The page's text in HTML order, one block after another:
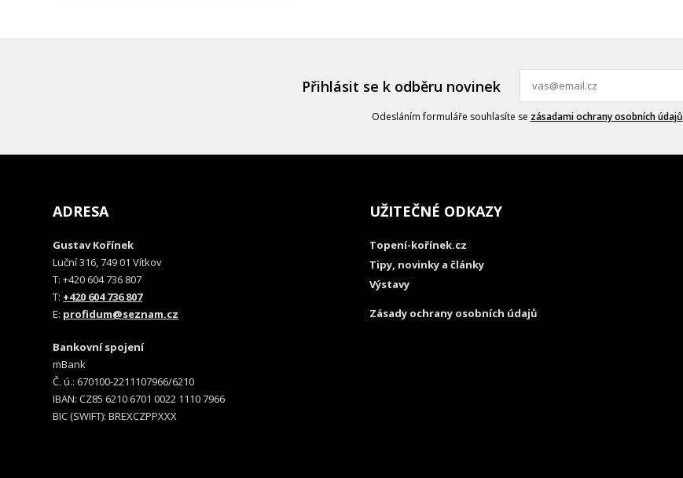
Přihlásit se k odběru novinek
Odesláním formuláře souhlasíte se zásadami ochrany osobních údajů
ADRESA
Gustav Kořínek
Luční 316, 749 01 Vítkov
T: +420 604 736 807
T: +420 604 736 807
E: profidum@seznam.cz
Bankovní spojení
mBank
Č. ú.: 670100-2211107966/6210
IBAN: CZ85 6210 6701 0022 1110 7966
BIC (SWIFT): BREXCZPPXXX
UŽITEČNÉ ODKAZY
Topení-kořínek.cz
Tipy, novinky a články
Výstavy
Zásady ochrany osobních údajů